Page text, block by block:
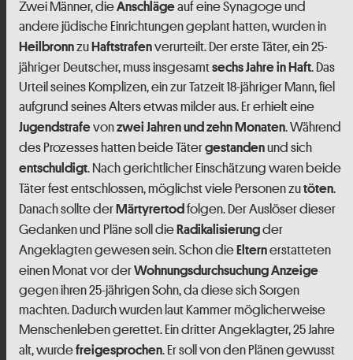
Zwei Männer, dieAnschlägeauf eine Synagoge und
andere jüdische Einrichtungen geplant hatten, wurden in
HeilbronnzuHaftstrafenverurteilt. Der erste Täter, ein 25-
jähriger Deutscher, muss insgesamtsechs Jahre in Haft. Das
Urteil seines Komplizen, ein zur Tatzeit 18-jähriger Mann, fiel
aufgrund seines Alters etwas milder aus. Er erhielt eine
Jugendstrafevonzwei Jahren und zehn Monaten. Während
des Prozesses hatten beide Tätergestandenund sich
entschuldigt. Nach gerichtlicher Einschätzung waren beide
Täter fest entschlossen, möglichst viele Personen zutöten.
Danach sollte derMärtyrertod folgen. Der Auslöser dieser
Gedanken und Pläne soll dieRadikalisierungder
Angeklagten gewesen sein. Schon dieElternerstatteten
einen Monat vor derWohnungsdurchsuchungAnzeige
gegen ihren 25-jährigen Sohn, da diese sich Sorgen
machten. Dadurch wurden laut Kammer möglicherweise
Menschenleben gerettet. Ein dritter Angeklagter, 25 Jahre
alt, wurdefreigesprochen. Er soll von den Plänen gewusst